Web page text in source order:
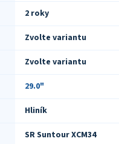
2 roky
Zvolte variantu
Zvolte variantu
29.0"
Hliník
SR Suntour XCM34